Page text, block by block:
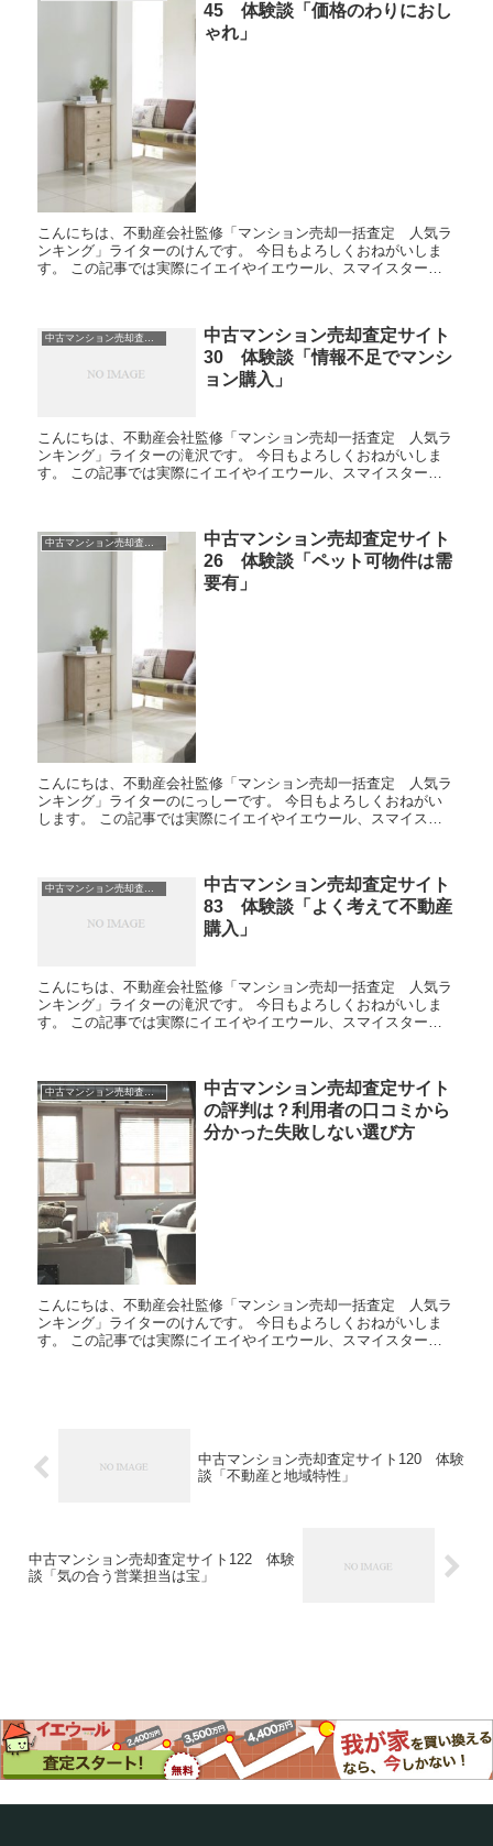
45 体験談「価格のわりにおし
ゃれ」
こんにちは、不動産会社監修「マンション売却一括査定 人気ラ
ンキング」ライターのけんです。 今日もよろしくおねがいしま
す。 この記事では実際にイエイやイエウール、スマイスターな
中古マンション売却査定 体験談
中古マンション売却査定サイト
30 体験談「情報不足でマンシ
ョン購入」
こんにちは、不動産会社監修「マンション売却一括査定 人気ラ
ンキング」ライターの滝沢です。 今日もよろしくおねがいしま
す。 この記事では実際にイエイやイエウール、スマイスターな
中古マンション売却査定サイト
26 体験談「ペット可物件は需
要有」
こんにちは、不動産会社監修「マンション売却一括査定 人気ラ
ンキング」ライターのにっしーです。 今日もよろしくおねがい
します。 この記事では実際にイエイやイエウール、スマイスタ
中古マンション売却査定サイト
83 体験談「よく考えて不動産
購入」
こんにちは、不動産会社監修「マンション売却一括査定 人気ラ
ンキング」ライターの滝沢です。 今日もよろしくおねがいしま
す。 この記事では実際にイエイやイエウール、スマイスターな
中古マンション売却査定 体験談
中古マンション売却査定サイト
の評判は？利用者の口コミから
分かった失敗しない選び方
こんにちは、不動産会社監修「マンション売却一括査定 人気ラ
ンキング」ライターのけんです。 今日もよろしくおねがいしま
す。 この記事では実際にイエイやイエウール、スマイスターな
中古マンション売却査定サイト120 体験
談「不動産と地域特性」
中古マンション売却査定サイト122 体験
談「気の合う営業担当は宝」